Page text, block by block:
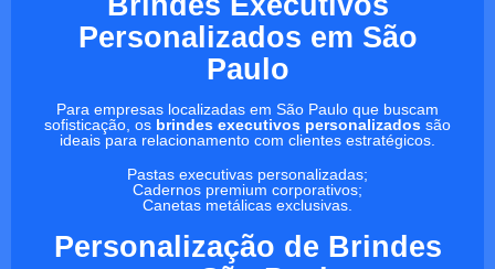
Personalizados em São
Paulo
Para empresas localizadas em São Paulo que buscam
sofisticação, os brindes executivos personalizados são
ideais para relacionamento com clientes estratégicos.
Pastas executivas personalizadas;
Cadernos premium corporativos;
Canetas metálicas exclusivas.
Personalização de Brindes